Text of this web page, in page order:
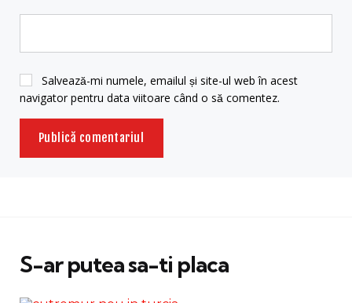
Salvează-mi numele, emailul și site-ul web în acest
navigator pentru data viitoare când o să comentez.
S-ar putea sa-ti placa